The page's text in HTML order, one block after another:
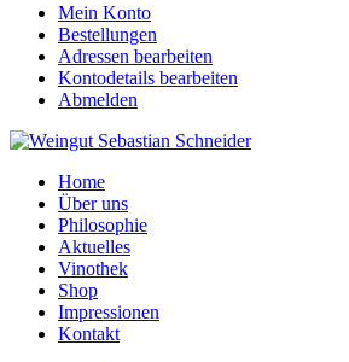
Mein Konto
Bestellungen
Adressen bearbeiten
Kontodetails bearbeiten
Abmelden
Home
Über uns
Philosophie
Aktuelles
Vinothek
Shop
Impressionen
Kontakt